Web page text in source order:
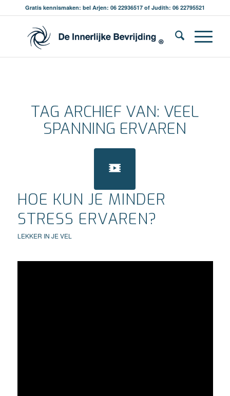
Gratis kennismaken: bel Arjen: 06 22936517 of Judith: 06 22795521
TAG ARCHIEF VAN: VEEL
SPANNING ERVAREN
HOE KUN JE MINDER
STRESS ERVAREN?
LEKKER IN JE VEL